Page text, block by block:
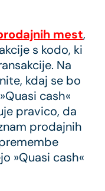
mest,
s kodo, ki
Na
kdaj se bo
cash«
pravico, da
prodajnih
»Quasi cash«